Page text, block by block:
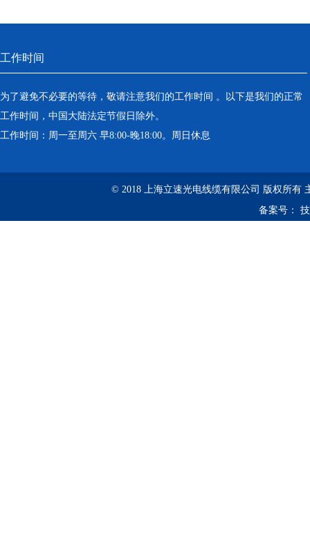
工作时间
为了避免不必要的等待，敬请注意我们的工作时间 。以下是我们的正常
工作时间，中国大陆法定节假日除外。
工作时间：周一至周六 早8:00-晚18:00。周日休息
© 2018 上海立速光电线缆有限公司 版权所有
备案号：